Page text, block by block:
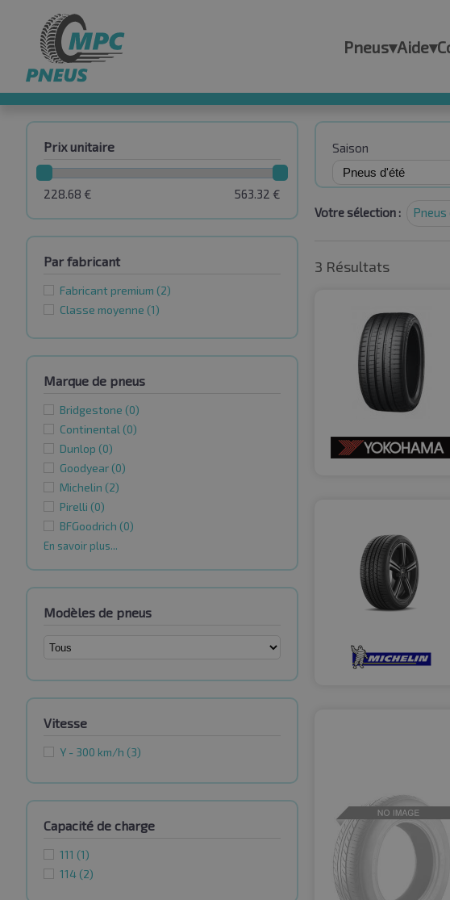
Pneus▾Aide▾
Prix unitaire
563.32 €
228.68 €
Par fabricant
Fabricant premium (2)
Classe moyenne (1)
Marque de pneus
Bridgestone (0)
Continental (0)
Dunlop (0)
Goodyear (0)
Michelin (2)
Pirelli (0)
BFGoodrich (0)
En savoir plus...
Modèles de pneus
Vitesse
Y - 300 km/h (3)
Capacité de charge
111 (1)
114 (2)
Saison
Votre sélection :
3 Résultats